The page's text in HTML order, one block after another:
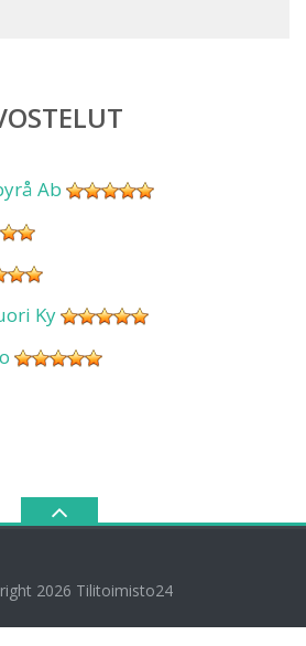
Ab
Ky
2026 Tilitoimisto24